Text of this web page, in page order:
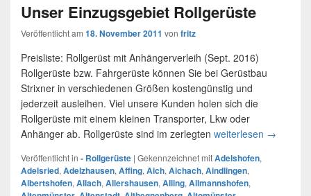
Unser Einzugsgebiet Rollgerüste
Veröffentlicht am 18. November 2011 von fritz
Preisliste: Rollgerüst mit Anhängerverleih (Sept. 2016)
Rollgerüste bzw. Fahrgerüste können Sie bei Gerüstbau
Strixner in verschiedenen Größen kostengünstig und
jederzeit ausleihen. Viel unsere Kunden holen sich die
Rollgerüste mit einem kleinen Transporter, Lkw oder
Anhänger ab. Rollgerüste sind im zerlegten weiterlesen Unser
→
Veröffentlicht in - Rollgerüste | Gekennzeichnet mitAdelshofen,
Adelsried, Adelzhausen, Affing, Aich, Aichach, Aindlingen,
Albertshofen, Allach, Allershausen, Alling, Allmannshofen,